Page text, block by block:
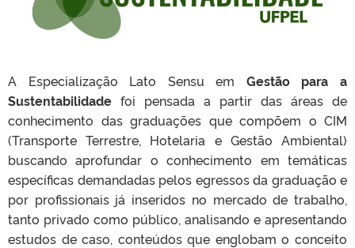
A Especialização Lato Sensu em Gestão para a
Sustentabilidade foi pensada a partir das áreas de
conhecimento das graduações que compõem o CIM
(Transporte Terrestre, Hotelaria e Gestão Ambiental)
buscando aprofundar o conhecimento em temáticas
específicas demandadas pelos egressos da graduação e
por profissionais já inseridos no mercado de trabalho,
tanto privado como público, analisando e apresentando
estudos de caso, conteúdos que englobam o conceito